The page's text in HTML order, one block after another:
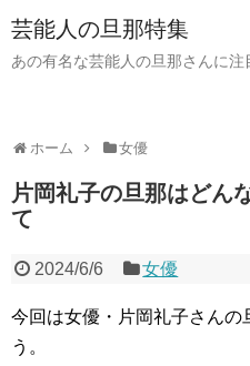
芸能人の旦那特集
あの有名な芸能人の旦那さんに注
ホーム 女優
片岡礼子の旦那はどん
て
2024/6/6 女優
今回は女優・片岡礼子さんの
う。